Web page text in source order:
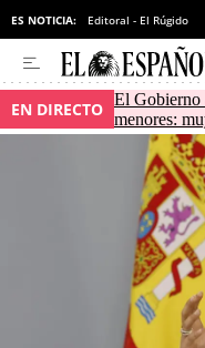
ES NOTICIA: Editoral - El Rúgido
EN DIRECTO El Gobierno
menores: